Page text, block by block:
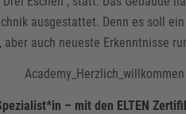
ausgestattet. Denn es soll
auch neueste Erkenntnisse
– mit den ELTEN